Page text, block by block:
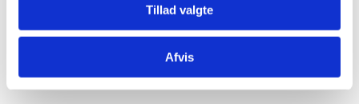
Tillad valgte
Afvis